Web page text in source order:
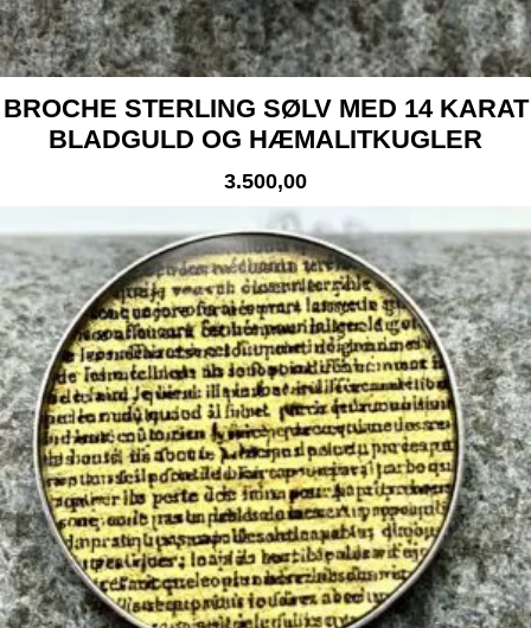
BROCHE STERLING SØLV MED 14 KARAT
BLADGULD OG HÆMALITKUGLER
3.500,00